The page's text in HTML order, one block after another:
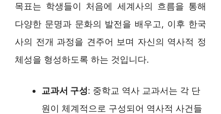
목표는 학생들이 처음에 세계사의 흐름을 통해
다양한 문명과 문화의 발전을 배우고, 이후 한국
사의 전개 과정을 견주어 보며 자신의 역사적 정
체성을 형성하도록 하는 것입니다.
교과서 구성: 중학교 역사 교과서는 각 단
원이 체계적으로 구성되어 역사적 사건들